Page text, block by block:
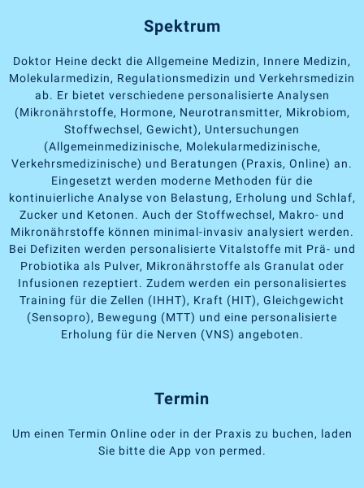
Spektrum
Doktor Heine deckt die Allgemeine Medizin, Innere Medizin,
Molekularmedizin, Regulationsmedizin und Verkehrsmedizin
ab. Er bietet verschiedene personalisierte Analysen
(Mikronährstoffe, Hormone, Neurotransmitter, Mikrobiom,
Stoffwechsel, Gewicht), Untersuchungen
(Allgemeinmedizinische, Molekularmedizinische,
Verkehrsmedizinische) und Beratungen (Praxis, Online) an.
Eingesetzt werden moderne Methoden für die
kontinuierliche Analyse von Belastung, Erholung und Schlaf,
Zucker und Ketonen. Auch der Stoffwechsel, Makro- und
Mikronährstoffe können minimal-invasiv analysiert werden.
Bei Defiziten werden personalisierte Vitalstoffe mit Prä- und
Probiotika als Pulver, Mikronährstoffe als Granulat oder
Infusionen rezeptiert. Zudem werden ein personalisiertes
Training für die Zellen (IHHT), Kraft (HIT), Gleichgewicht
(Sensopro), Bewegung (MTT) und eine personalisierte
Erholung für die Nerven (VNS) angeboten.
Termin
Um einen Termin Online oder in der Praxis zu buchen, laden
Sie bitte die App von permed.